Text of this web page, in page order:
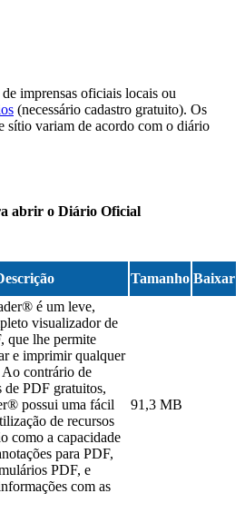
imprensas oficiais locais ou
(necessário cadastro gratuito). Os
sítio variam de acordo com o diário
abrir o Diário Oficial
Tamanho Baixar
é um leve,
visualizador de
que lhe permite
e imprimir qualquer
contrário de
de PDF gratuitos,
possui uma fácil
de recursos
como a capacidade
para PDF,
PDF, e
com as
91,3 MB